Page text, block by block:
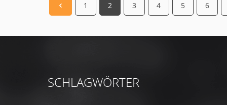
1 2 3 4 5 6
SCHLAGWÖRTER